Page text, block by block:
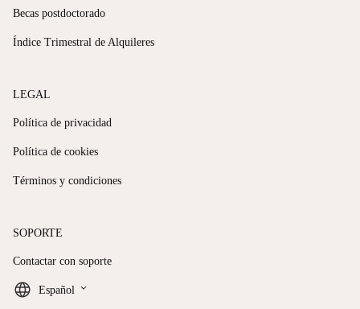
Becas postdoctorado
Índice Trimestral de Alquileres
LEGAL
Política de privacidad
Política de cookies
Términos y condiciones
SOPORTE
Contactar con soporte
Español keyboard_arrow_down